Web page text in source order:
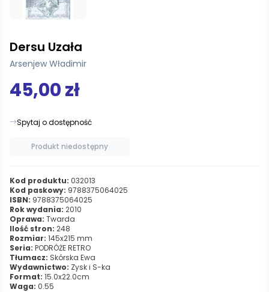
Dersu Uzała
Arsenjew Władimir
45,00 zł
Spytaj o dostępność
Produkt niedostępny
Kod produktu: 032013
Kod paskowy: 9788375064025
ISBN: 9788375064025
Rok wydania: 2010
Oprawa: Twarda
Ilość stron: 248
Rozmiar: 145x215 mm
Seria: PODRÓŻE RETRO
Tłumacz: Skórska Ewa
Wydawnictwo: Zysk i S-ka
Format: 15.0x22.0cm
Waga: 0.55